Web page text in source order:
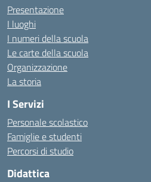
Presentazione
I luoghi
I numeri della scuola
Le carte della scuola
Organizzazione
La storia
I Servizi
Personale scolastico
Famiglie e studenti
Percorsi di studio
Didattica